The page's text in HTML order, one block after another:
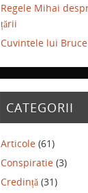
Regele Mihai
țării
Cuvintele lui
CATEGORII
Articole (61)
Conspiratie (3)
Credință (31)